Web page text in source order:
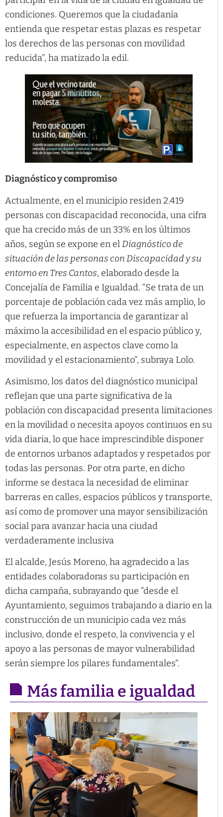
condiciones. Queremos que la ciudadanía
entienda que respetar estas plazas es respetar
los derechos de las personas con movilidad
reducida”, ha matizado la edil.
Diagnóstico y compromiso
Actualmente, en el municipio residen 2.419
personas con discapacidad reconocida, una cifra
que ha crecido más de un 33% en los últimos
años, según se expone en elDiagnóstico de
situación de las personas con Discapacidad y su
entorno en Tres Cantos, elaborado desde la
Concejalía de Familia e Igualdad. “Se trata de un
porcentaje de población cada vez más amplio, lo
que refuerza la importancia de garantizar al
máximo la accesibilidad en el espacio público y,
especialmente, en aspectos clave como la
movilidad y el estacionamiento”, subraya Lolo.
Asimismo, los datos del diagnóstico municipal
reflejan que una parte significativa de la
población con discapacidad presenta limitaciones
en la movilidad o necesita apoyos continuos en su
vida diaria, lo que hace imprescindible disponer
de entornos urbanos adaptados y respetados por
todas las personas. Por otra parte, en dicho
informe se destaca la necesidad de eliminar
barreras en calles, espacios públicos y transporte,
así como de promover una mayor sensibilización
social para avanzar hacia una ciudad
verdaderamente inclusiva
El alcalde, Jesús Moreno, ha agradecido a las
entidades colaboradoras su participación en
dicha campaña, subrayando que “desde el
Ayuntamiento, seguimos trabajando a diario en la
construcción de un municipio cada vez más
inclusivo, donde el respeto, la convivencia y el
apoyo a las personas de mayor vulnerabilidad
serán siempre los pilares fundamentales”.
Más familia e igualdad